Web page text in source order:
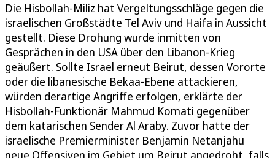
Die Hisbollah-Miliz hat Vergeltungsschläge gegen die
israelischen Großstädte Tel Aviv und Haifa in Aussicht
gestellt. Diese Drohung wurde inmitten von
Gesprächen in den USA über den Libanon-Krieg
geäußert. Sollte Israel erneut Beirut, dessen Vororte
oder die libanesische Bekaa-Ebene attackieren,
würden derartige Angriffe erfolgen, erklärte der
Hisbollah-Funktionär Mahmud Komati gegenüber
dem katarischen Sender Al Araby. Zuvor hatte der
israelische Premierminister Benjamin Netanjahu